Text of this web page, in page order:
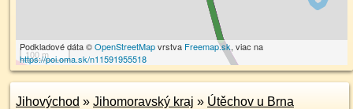
100 m
Podkladové dáta ©OpenStreetMapvrstva Freemap.sk, viac na
https://poi.oma.sk/n11591955518
Jihovýchod » Jihomoravský kraj » Útěchov u Brna